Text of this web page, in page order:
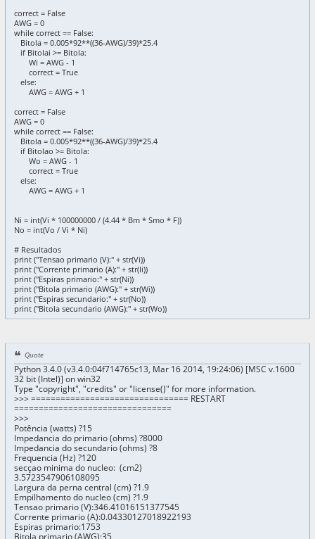
correct = False
AWG = 0
while correct == False:
Bitola = 0.005*92**((36-AWG)/39)*25.4
if Bitolai >= Bitola:
Wi = AWG - 1
correct = True
else:
AWG = AWG + 1
correct = False
AWG = 0
while correct == False:
Bitola = 0.005*92**((36-AWG)/39)*25.4
if Bitolao >= Bitola:
Wo = AWG - 1
correct = True
else:
AWG = AWG + 1
Ni = int(Vi * 100000000 / (4.44 * Bm * Smo * F))
No = int(Vo / Vi * Ni)
# Resultados
print ("Tensao primario (V):" + str(Vi))
print ("Corrente primario (A):" + str(Ii))
print ("Espiras primario:" + str(Ni))
print ("Bitola primario (AWG):" + str(Wi))
print ("Espiras secundario:" + str(No))
print ("Bitola secundario (AWG):" + str(Wo))
Quote
Python 3.4.0 (v3.4.0:04f714765c13, Mar 16 2014, 19:24:06) [MSC v.1600
32 bit (Intel)] on win32
Type "copyright", "credits" or "license()" for more information.
>>> ================================ RESTART
================================
>>>
Potência (watts) ?15
Impedancia do primario (ohms) ?8000
Impedancia do secundario (ohms) ?8
Frequencia (Hz) ?120
secçao minima do nucleo: (cm2)
3.5723547906108095
Largura da perna central (cm) ?1.9
Empilhamento do nucleo (cm) ?1.9
Tensao primario (V):346.41016151377545
Corrente primario (A):0.04330127018922193
Espiras primario:1753
Bitola primario (AWG):35